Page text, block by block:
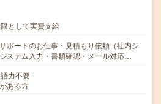
として実費支給
ポートのお仕事・見積もり依頼（社内シ
ステム入力・書類確認・メール対応…
力不要
ある方